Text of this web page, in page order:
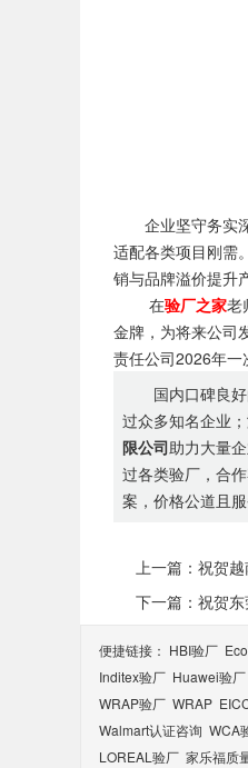
企业坚守务实深
适配各类项目刚需
销与品牌溢价提升
在验厂之家老
金牌，为将来公司
责任公司2026年一
国内口碑良
过众多知名企业；
限公司助力大量
过各类验厂，合
案，价格公道且服
上一篇：祝贺
下一篇：祝贺
便捷链接： HBI验厂
Inditex验厂 Huawei验厂
WRAP验厂 WRAP
Walmart认证咨询 WCA
LOREAL验厂 家乐福质